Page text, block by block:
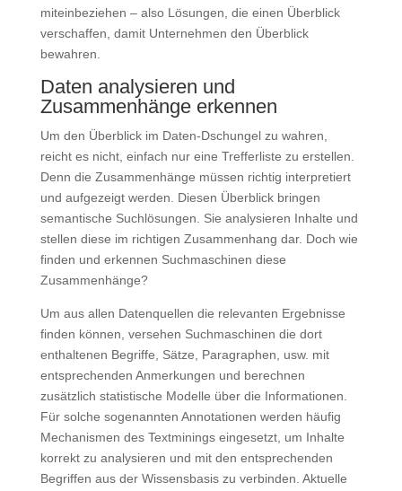
miteinbeziehen – also Lösungen, die einen Überblick
verschaffen, damit Unternehmen den Überblick
bewahren.
Daten analysieren und
Zusammenhänge erkennen
Um den Überblick im Daten-Dschungel zu wahren,
reicht es nicht, einfach nur eine Trefferliste zu erstellen.
Denn die Zusammenhänge müssen richtig interpretiert
und aufgezeigt werden. Diesen Überblick bringen
semantische Suchlösungen. Sie analysieren Inhalte und
stellen diese im richtigen Zusammenhang dar. Doch wie
finden und erkennen Suchmaschinen diese
Zusammenhänge?
Um aus allen Datenquellen die relevanten Ergebnisse
finden können, versehen Suchmaschinen die dort
enthaltenen Begriffe, Sätze, Paragraphen, usw. mit
entsprechenden Anmerkungen und berechnen
zusätzlich statistische Modelle über die Informationen.
Für solche sogenannten Annotationen werden häufig
Mechanismen des Textminings eingesetzt, um Inhalte
korrekt zu analysieren und mit den entsprechenden
Begriffen aus der Wissensbasis zu verbinden. Aktuelle